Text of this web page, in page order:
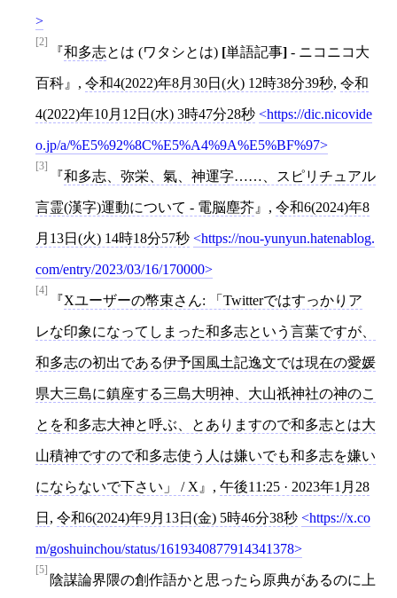
[2]
和多志とは (ワタシとは) [単語記事] - ニコニコ大
百科 , 令和4(2022)年8月30日(火) 12時38分39秒, 令和
4(2022)年10月12日(水) 3時47分28秒 https://dic.nicovide
o.jp/a/%E5%92%8C%E5%A4%9A%E5%BF%97
[3]
和多志、弥栄、氣、神運字……、スピリチュアル
言霊(漢字)運動について - 電脳塵芥 , 令和6(2024)年8
月13日(火) 14時18分57秒 https://nou-yunyun.hatenablog.
com/entry/2023/03/16/170000
[4]
Xユーザーの幣束さん: 「Twitterではすっかりア
レな印象になってしまった和多志という言葉ですが、
和多志の初出である伊予国風土記逸文では現在の愛媛
県大三島に鎮座する三島大明神、大山祇神社の神のこ
とを和多志大神と呼ぶ、とありますので和多志とは大
山積神ですので和多志使う人は嫌いでも和多志を嫌い
にならないで下さい」 / X , 午後11:25 · 2023年1月28
日 , 令和6(2024)年9月13日(金) 5時46分38秒 https://x.co
m/goshuinchou/status/1619340877914341378
[5]
陰謀論界隈の創作語かと思ったら原典があるのに上